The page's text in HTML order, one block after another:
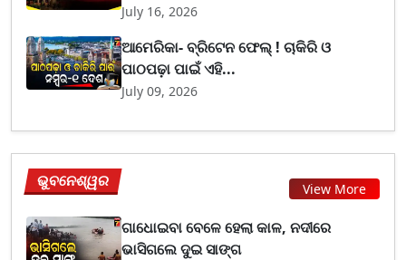
July 16, 2026
ଆମେରିକା- ବ୍ରିଟେନ ଫେଲ୍ ! ଚାକିରି ଓ
ପାଠପଢ଼ା ପାଇଁ ଏହି...
July 09, 2026
ଭୁବନେଶ୍ୱର View More
ଗାଧୋଇବା ବେଳେ ହେଲା କାଳ, ନଦୀରେ
ଭାସିଗଲେ ଦୁଇ ସାଙ୍ଗ